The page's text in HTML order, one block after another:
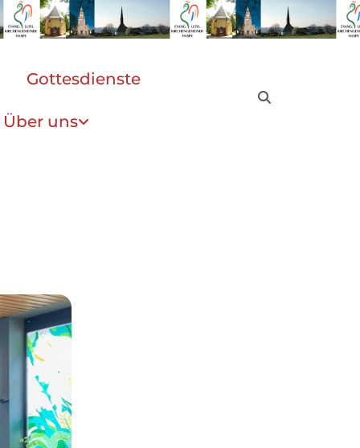
Gottesdienste
Über uns